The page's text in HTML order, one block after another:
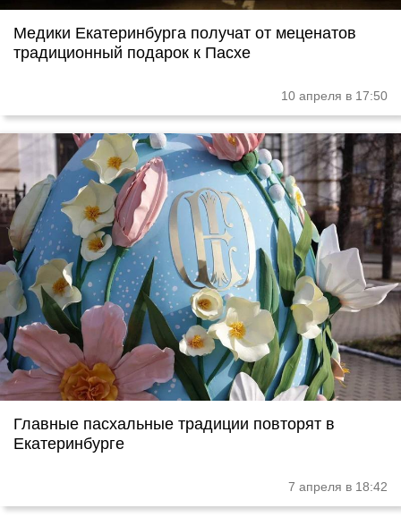
Медики Екатеринбурга получат от меценатов
традиционный подарок к Пасхе
10 апреля в 17:50
Главные пасхальные традиции повторят в
Екатеринбурге
7 апреля в 18:42